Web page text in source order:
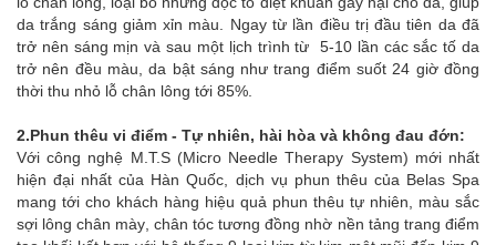
da trắng sáng giảm xỉn màu. Ngay từ lần điều trị đầu tiên da đã
trở nên sáng mịn và sau một lịch trình từ 5-10 lần các sắc tố da
trở nên đều màu, da bật sáng như trang điểm suốt 24 giờ đồng
thời thu nhỏ lỗ chân lông tới 85%.
2.Phun thêu vi điểm - Tự nhiên, hài hòa và không đau đớn:
Với công nghệ M.T.S (Micro Needle Therapy System) mới nhất
hiện đại nhất của Hàn Quốc, dịch vụ phun thêu của Belas Spa
mang tới cho khách hàng hiệu quả phun thêu tự nhiên, màu sắc
sợi lông chân mày, chân tóc tương đồng nhờ nền tảng trang điểm